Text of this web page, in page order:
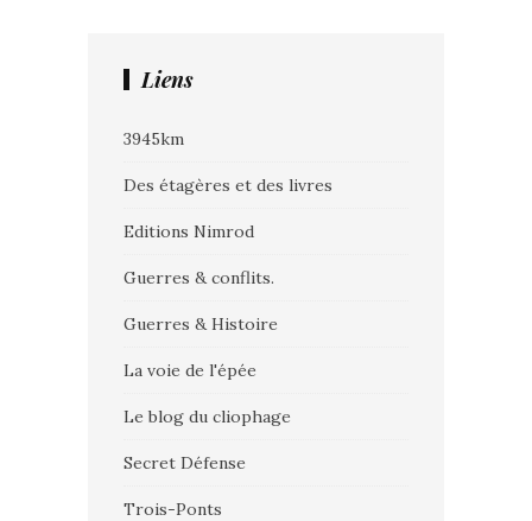
Liens
3945km
Des étagères et des livres
Editions Nimrod
Guerres & conflits.
Guerres & Histoire
La voie de l'épée
Le blog du cliophage
Secret Défense
Trois-Ponts